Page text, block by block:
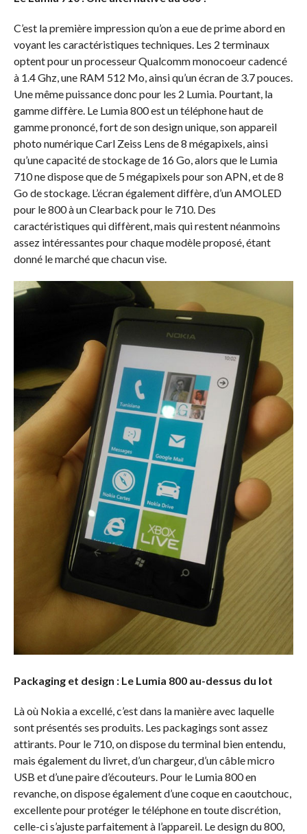
C’est la première impression qu’on a eue de prime abord en
voyant les caractéristiques techniques. Les 2 terminaux
optent pour un processeur Qualcomm monocoeur cadencé
à 1.4 Ghz, une RAM 512 Mo, ainsi qu’un écran de 3.7 pouces.
Une même puissance donc pour les 2 Lumia. Pourtant, la
gamme diffère. Le Lumia 800 est un téléphone haut de
gamme prononcé, fort de son design unique, son appareil
photo numérique Carl Zeiss Lens de 8 mégapixels, ainsi
qu’une capacité de stockage de 16 Go, alors que le Lumia
710 ne dispose que de 5 mégapixels pour son APN, et de 8
Go de stockage. L’écran également diffère, d’un AMOLED
pour le 800 à un Clearback pour le 710. Des
caractéristiques qui diffèrent, mais qui restent néanmoins
assez intéressantes pour chaque modèle proposé, étant
donné le marché que chacun vise.
Packaging et design : Le Lumia 800 au-dessus du lot
Là où Nokia a excellé, c’est dans la manière avec laquelle
sont présentés ses produits. Les packagings sont assez
attirants. Pour le 710, on dispose du terminal bien entendu,
mais également du livret, d’un chargeur, d’un câble micro
USB et d’une paire d’écouteurs. Pour le Lumia 800 en
revanche, on dispose également d’une coque en caoutchouc,
excellente pour protéger le téléphone en toute discrétion,
celle-ci s’ajuste parfaitement à l’appareil. Le design du 800,